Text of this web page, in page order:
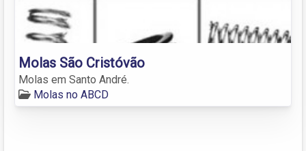
Molas São Cristóvão
Molas em Santo André.
Molas no ABCD